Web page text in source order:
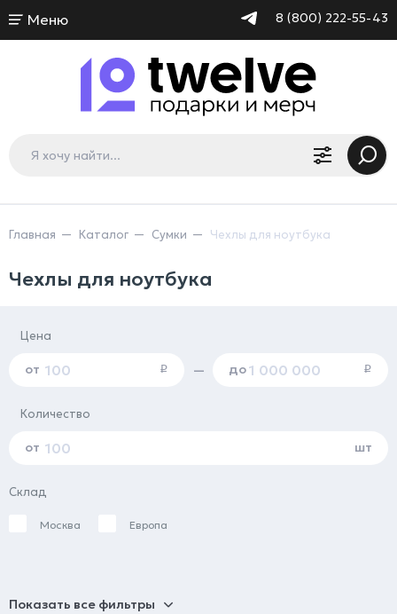
Меню 8 (800) 222-55-43
Главная Каталог Сумки Чехлы для ноутбука
Чехлы для ноутбука
Цена
от i — до i
Количество
от шт
Склад
Москва Европа
Показать все фильтры